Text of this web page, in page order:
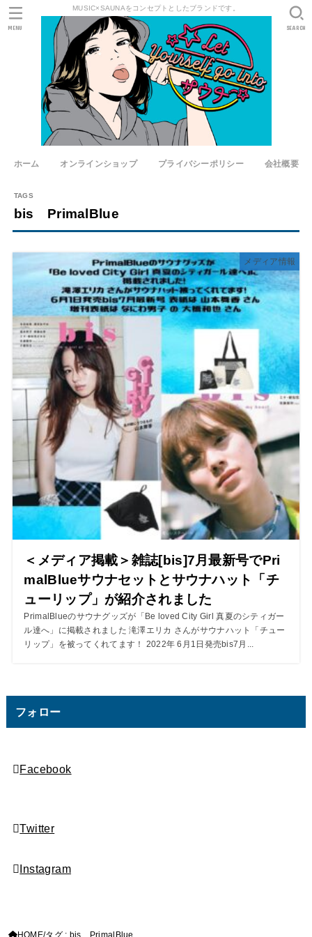
MUSIC×SAUNAをコンセプトとしたブランドです。
ホーム オンラインショップ プライバシーポリシー 会社概要
SEARCH
MENU
bis PrimalBlue
メディア情報
＜メディア掲載＞雑誌[bis]7月最新号でPri
malBlueサウナセットとサウナハット「チ
ューリップ」が紹介されました
PrimalBlueのサウナグッズが「Be loved City Girl 真夏のシティガー
ル達へ」に掲載されました 滝澤エリカ さんがサウナハット「チュー
リップ」を被ってくれてます！ 2022年 6月1日発売bis7月...
フォロー
Facebook
Twitter
Instagram
HOME タグ : bis PrimalBlue